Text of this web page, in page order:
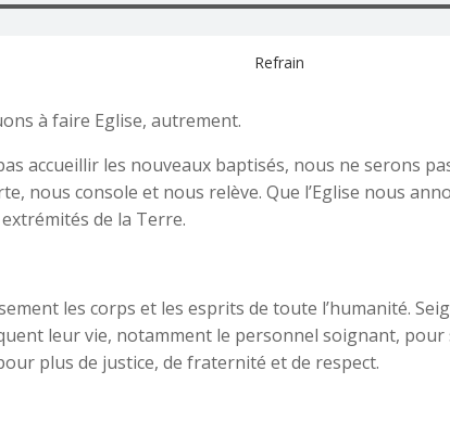
Refrain
à faire Eglise, autrement.
accueillir les nouveaux baptisés, nous ne serons
nous console et nous relève. Que l’Eglise nous
de la Terre.
les corps et les esprits de toute l’humanité.
leur vie, notamment le personnel soignant,
plus de justice, de fraternité et de respect.